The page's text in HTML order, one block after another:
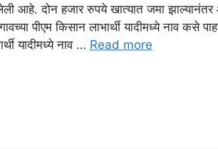
आहे. दोन हजार रुपये खात्यात जमा
पीएम किसान लाभार्थी यादीमध्ये नाव कसे
यादीमध्ये नाव … Read more